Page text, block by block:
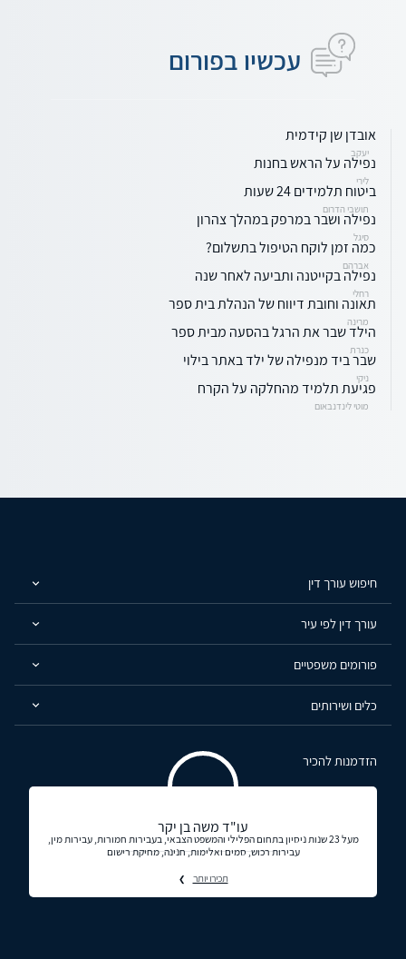
עכשיו בפורום
אובדן שן קידמית
יעקב
נפילה על הראש בחנות
לירי
ביטוח תלמידים 24 שעות
תושבי הדרום
נפילה ושבר במרפק במהלך צהרון
סיגל
כמה זמן לוקח הטיפול בתשלום?
אברהם
נפילה בקייטנה ותביעה לאחר שנה
רחלי
תאונה וחובת דיווח של הנהלת בית ספר
מרינה
הילד שבר את הרגל בהסעה מבית ספר
כנרת
שבר ביד מנפילה של ילד באתר בילוי
ניקי
פגיעת תלמיד מהחלקה על הקרח
מוטי לינדנבאום
חיפוש עורך דין
עורך דין לפי עיר
פורומים משפטיים
כלים ושירותים
הזדמנות להכיר
עו"ד משה בן יקר
מעל 23 שנות ניסיון בתחום הפלילי והמשפט הצבאי, בעבירות חמורות, עבירות מין,
עבירות רכוש, סמים ואלימות, חנינה, מחיקת רישום
תכירו יותר